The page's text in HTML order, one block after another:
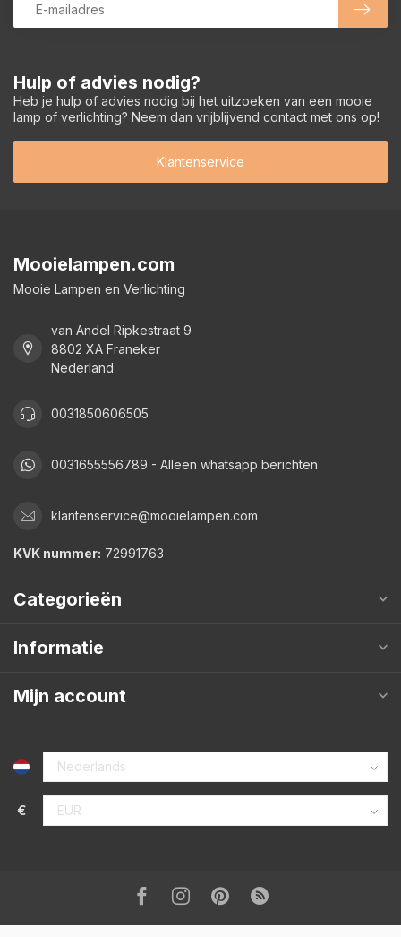
Hulp of advies nodig?
Heb je hulp of advies nodig bij het uitzoeken van een mooie
lamp of verlichting? Neem dan vrijblijvend contact met ons op!
Klantenservice
Mooielampen.com
Mooie Lampen en Verlichting
van Andel Ripkestraat 9
8802 XA Franeker
Nederland
0031850606505
0031655556789 - Alleen whatsapp berichten
klantenservice@mooielampen.com
KVK nummer: 72991763
Categorieën
Informatie
Mijn account
€